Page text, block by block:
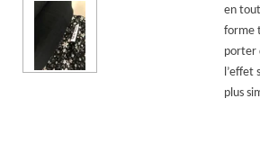
en
forme
porter
l’effet
plus